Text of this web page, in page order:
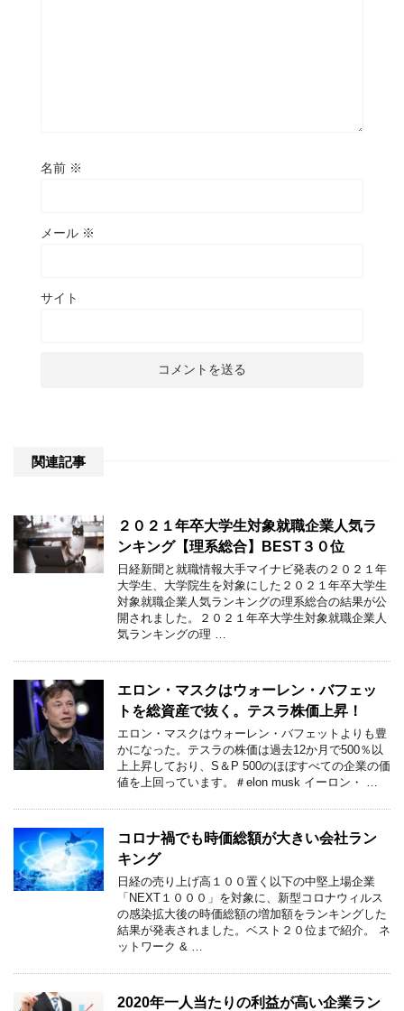
名前 ※
メール ※
サイト
関連記事
２０２１年卒大学生対象就職企業人気ラ
ンキング【理系総合】BEST３０位
日経新聞と就職情報大手マイナビ発表の２０２１年
大学生、大学院生を対象にした２０２１年卒大学生
対象就職企業人気ランキングの理系総合の結果が公
開されました。２０２１年卒大学生対象就職企業人
気ランキングの理 …
エロン・マスクはウォーレン・バフェッ
トを総資産で抜く。テスラ株価上昇！
エロン・マスクはウォーレン・バフェットよりも豊
かになった。テスラの株価は過去12か月で500％以
上上昇しており、S＆P 500のほぼすべての企業の価
値を上回っています。＃elon musk イーロン・ …
コロナ禍でも時価総額が大きい会社ラン
キング
日経の売り上げ高１００置く以下の中堅上場企業
「NEXT１０００」を対象に、新型コロナウィルス
の感染拡大後の時価総額の増加額をランキングした
結果が発表されました。ベスト２０位まで紹介。 ネ
ットワーク & …
2020年一人当たりの利益が高い企業ラン